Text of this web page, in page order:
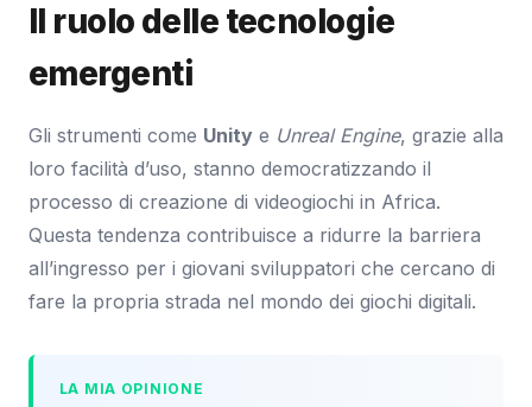
Il ruolo delle tecnologie
emergenti
Gli strumenti come Unity e Unreal Engine, grazie alla
loro facilità d’uso, stanno democratizzando il
processo di creazione di videogiochi in Africa.
Questa tendenza contribuisce a ridurre la barriera
all’ingresso per i giovani sviluppatori che cercano di
fare la propria strada nel mondo dei giochi digitali.
LA MIA OPINIONE